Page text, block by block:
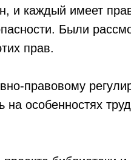
и каждый имеет
Были
прав.
правовому
особенностях